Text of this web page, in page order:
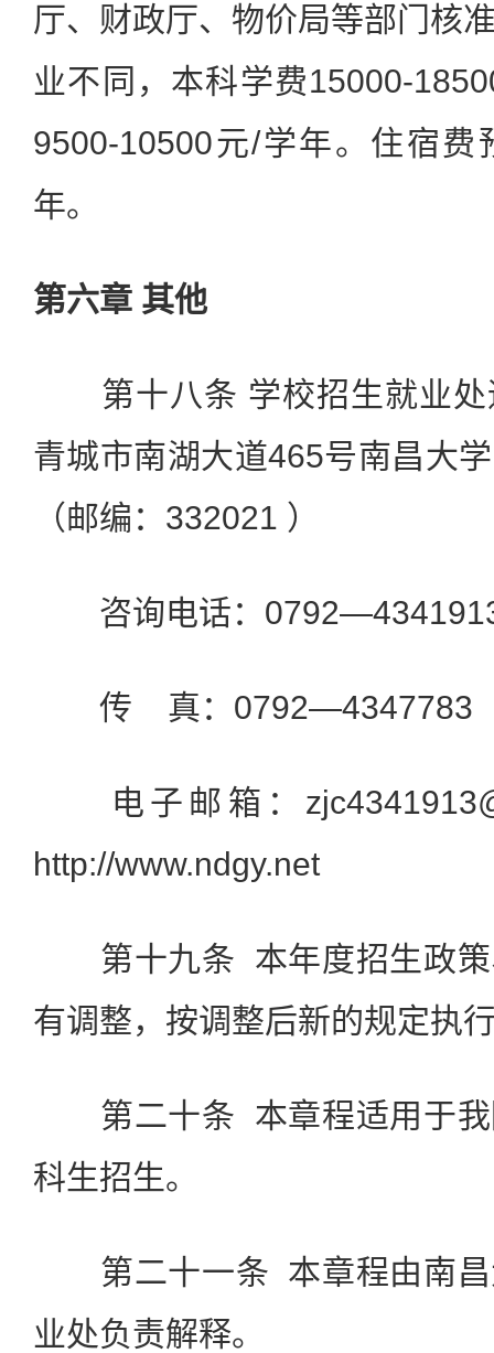
厅、财政厅、物价局等部门核
业不同，本科学费15000-
9500-10500元/学年。住宿费
年。
第六章 其他
第十八条 学校招生就业处
青城市南湖大道465号南昌大
（邮编：332021 ）
咨询电话：
传 真：0792—4347783
电子邮箱：
http://www.ndgy.net
第十九条 本年度招生政策
有调整，按调整后新的规定执
第二十条 本章程适用于我
科生招生。
第二十一条 本章程由南昌
业处负责解释。